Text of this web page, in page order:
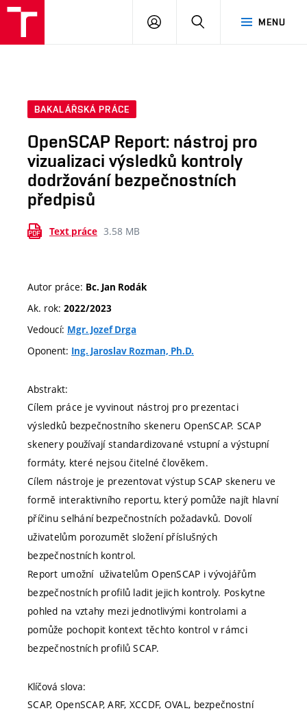
MENU
PŘIHLÁSIT
BAKALÁŘSKÁ PRÁCE
OpenSCAP Report: nástroj pro
vizualizaci výsledků kontroly
dodržování bezpečnostních
předpisů
Text práce 3.58 MB
Autor práce: Bc. Jan Rodák
Ak. rok: 2022/2023
Vedoucí: Mgr. Jozef Drga
Oponent: Ing. Jaroslav Rozman, Ph.D.
Abstrakt:
Cílem práce je vyvinout nástroj pro prezentaci
výsledků bezpečnostního skeneru OpenSCAP. SCAP
skenery používají standardizované vstupní a výstupní
formáty, které nejsou čitelné člověkem.
Cílem nástroje je prezentovat výstup SCAP skeneru ve
formě interaktivního reportu, který pomůže najít hlavní
příčinu selhání bezpečnostních požadavků. Dovolí
uživatelům porozumět složení příslušných
bezpečnostních kontrol.
Report umožní uživatelům OpenSCAP i vývojářům
bezpečnostních profilů ladit jejich kontroly. Poskytne
pohled na vztahy mezi jednotlivými kontrolami a
pomůže pochopit kontext těchto kontrol v rámci
bezpečnostních profilů SCAP.
Klíčová slova:
SCAP, OpenSCAP, ARF, XCCDF, OVAL, bezpečnostní